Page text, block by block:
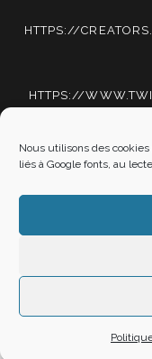
Nous utilisons des
liés à Google fonts, au
HTTPS://
HTTPS://
Mentions
"SOYEZ RÉSOLUS